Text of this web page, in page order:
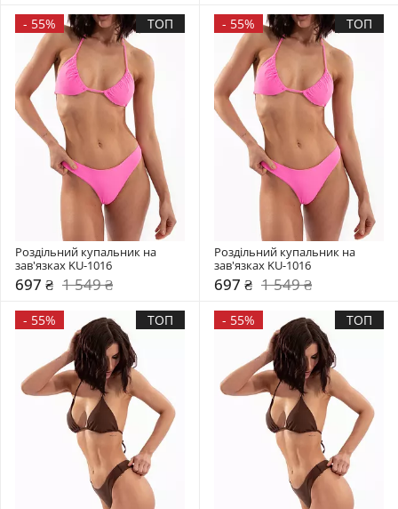
- 55% ТОП
Роздільний купальник на
зав'язках KU-1016
697 ₴ 1 549 ₴
- 55% ТОП
Роздільний купальник на
зав'язках KU-1016
697 ₴ 1 549 ₴
- 55% ТОП - 55% ТОП